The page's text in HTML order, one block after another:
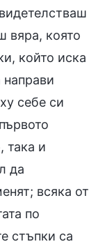
вяра, която
който иска
направи
себе си
така и
да
всяка от
по
стъпки са